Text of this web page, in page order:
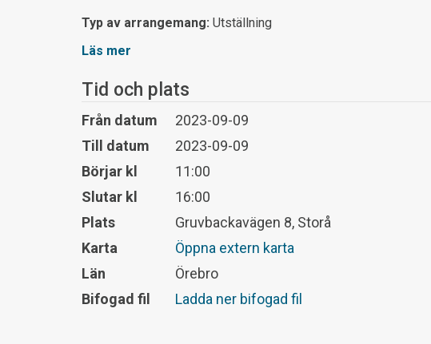
Typ av arrangemang: Utställning
Läs mer
Tid och plats
Från datum
2023-09-09
Till datum
2023-09-09
Börjar kl
11:00
Slutar kl
16:00
Plats
Gruvbackavägen 8, Storå
Karta
Öppna extern karta
Län
Örebro
Bifogad fil
Ladda ner bifogad fil